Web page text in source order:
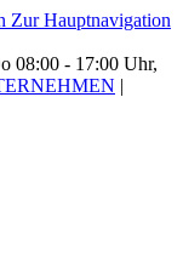
Zur Hauptnavigation
08:00 - 17:00 Uhr,
|